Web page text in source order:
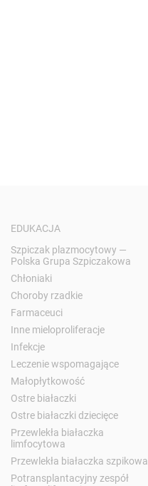
EDUKACJA
Szpiczak plazmocytowy —
Polska Grupa Szpiczakowa
Chłoniaki
Choroby rzadkie
Farmaceuci
Inne mieloproliferacje
Infekcje
Leczenie wspomagające
Małopłytkowość
Ostre białaczki
Ostre białaczki dziecięce
Przewlekła białaczka
limfocytowa
Przewlekła białaczka szpikowa
Potransplantacyjny zespół